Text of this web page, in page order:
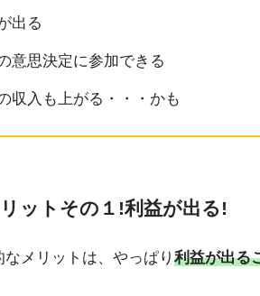
出る
意思決定に参加できる
収入も上がる・・・かも
ットその１!利益が出る!
メリットは、やっぱり 利益が出る